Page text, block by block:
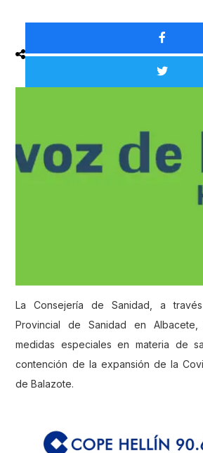
La Consejería de Sanidad, a
Provincial de Sanidad en
medidas especiales en materia de
contención de la expansión de la
de Balazote.